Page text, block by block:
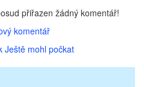
přiřazen žádný komentář!
komentář
Ještě mohl počkat